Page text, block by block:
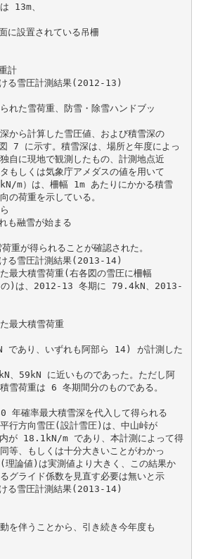
13m、
に設置されている吊柵
計
る雪圧計測結果(2012-13)
れた雪荷重、防雪・除雪ハンドブッ
から計算した雪圧値、および積雪深の
7 に示す。積雪深は、場所と年度によっ
自に現地で観測したもの、計測地点近
もしくは気象庁アメダスの値を用いて
m）は、柵幅 1m あたりにかかる積雪
の荷重を示している。
も融雪が始まる
重が得られることが確認された。
る雪圧計測結果(2013-14)
最大積雪荷重(右各図の雪圧に柵幅
の)は、2012-13 冬期に 79.4kN、2013-
最大積雪荷重
であり、いずれも阿部ら 14) が計測した
、59kN に近いものであった。ただし阿
雪荷重は 6 冬期間分のものである。
年確率最大積雪深を代入して得られる
行方向雪圧(設計雪圧)は、中山峠が
が 18.1kN/m であり、本計測によって得
等、もしくは十分大きいことがわかっ
理論値)は実測値より大きく、この結果か
グライド係数を見直す必要は無いと示
る雪圧計測結果(2013-14)
を伴うことから、引き続き今年度も